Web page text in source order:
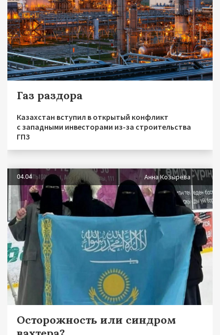
Газ раздора
Казахстан вступил в открытый конфликт
с западными инвесторами из-за строительства
ГПЗ
04.04 Анна Козырева
Осторожность или синдром